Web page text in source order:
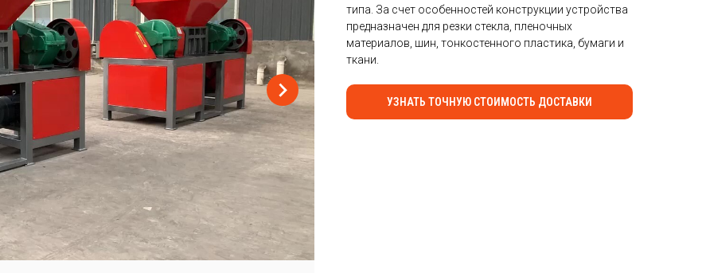
типа. За счет особенностей конструкции устройства
предназначен для резки стекла, пленочных
материалов, шин, тонкостенного пластика, бумаги и
ткани.
УЗНАТЬ ТОЧНУЮ СТОИМОСТЬ ДОСТАВКИ